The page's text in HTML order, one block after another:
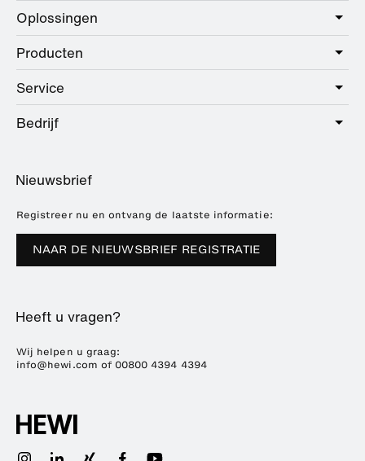
Oplossingen
Care
Public
Hotel
Education
Producten
Sanitair
Beslag
Dealer zoeken
Service
Dienstenpakket
Brochures en catalogi
Downloads
Bedrijf
Referenties
Pers
Beursdata
Duurzaamheid
Nieuwsbrief
Registreer nu en ontvang de laatste informatie:
NAAR DE NIEUWSBRIEF REGISTRATIE
Heeft u vragen?
Wij helpen u graag:
info@hewi.com of 00800 4394 4394